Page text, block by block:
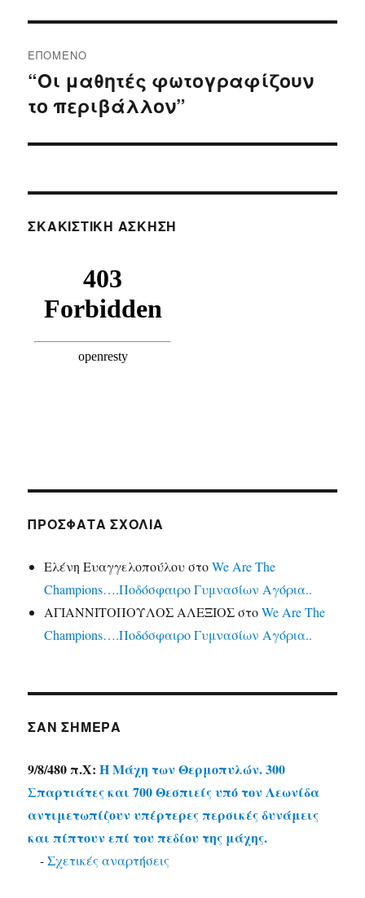
ΕΠΌΜΕΝΟ
Επόμενο
άρθρο:
“Οι μαθητές φωτογραφίζουν
το περιβάλλον”
ΣΚΑΚΙΣΤΙΚΉ ΆΣΚΗΣΗ
ΠΡΌΣΦΑΤΑ ΣΧΌΛΙΑ
Ελένη ΕυαγγελοπούλουστοWe Are The
Champions….Ποδόσφαιρο Γυμνασίων Αγόρια..
ΑΓΙΑΝΝΙΤΟΠΟΥΛΟΣ ΑΛΕΞΙΟΣστοWe Are The
Champions….Ποδόσφαιρο Γυμνασίων Αγόρια..
ΣΑΝ ΣΉΜΕΡΑ
9/8/480 π.Χ:Η Μάχη των Θερμοπυλών. 300
Σπαρτιάτες και 700 Θεσπιείς υπό τον Λεωνίδα
αντιμετωπίζουν υπέρτερες περσικές δυνάμεις
και πίπτουν επί του πεδίου της μάχης.
-Σχετικές αναρτήσεις